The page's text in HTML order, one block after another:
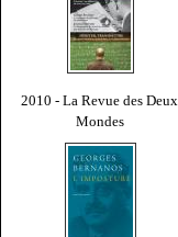
2010 - La Revue des Deux
Mondes